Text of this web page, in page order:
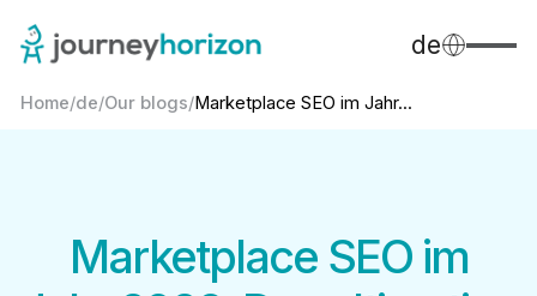
de
Home/de/Our blogs/Marketplace SEO im Jahr...
Marketplace SEO im